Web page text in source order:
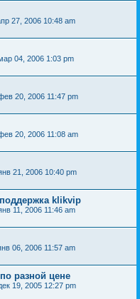
27, 2006 10:48 am
04, 2006 1:03 pm
20, 2006 11:47 pm
20, 2006 11:08 am
21, 2006 10:40 pm
klikvip
11, 2006 11:46 am
06, 2006 11:57 am
разной цене
19, 2005 12:27 pm